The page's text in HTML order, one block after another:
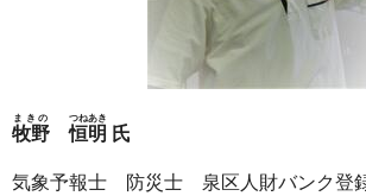
牧野
まきの
恒明
つねあき
氏
気象予報士 防災士 泉区人財バンク登